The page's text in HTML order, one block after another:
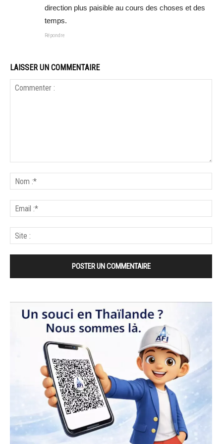
direction plus paisible au cours des choses et des
temps.
Répondre
LAISSER UN COMMENTAIRE